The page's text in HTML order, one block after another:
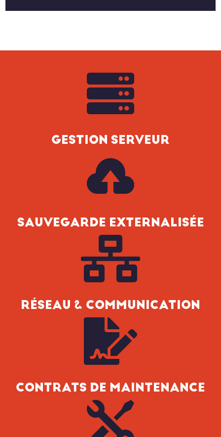

GESTION SERVEUR

SAUVEGARDE EXTERNALISÉE

RÉSEAU & COMMUNICATION

CONTRATS DE MAINTENANCE
